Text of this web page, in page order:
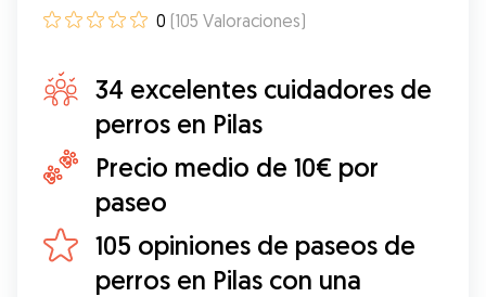
0 (105 Valoraciones)
34 excelentes cuidadores de
perros en Pilas
Precio medio de 10€ por
paseo
105 opiniones de paseos de
perros en Pilas con una